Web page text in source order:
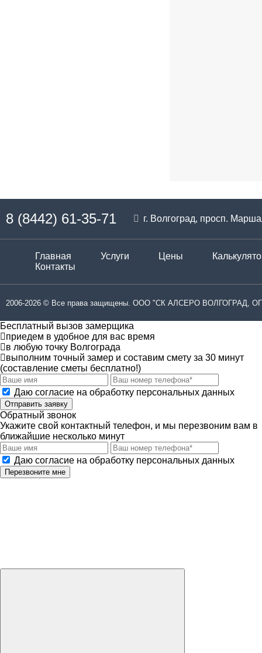
8 (8442) 61-35-71 г. Волгоград, просп.
Главная Услуги Цены
Контакты
2006-2026 © Все права защищены. ООО "СК АЛСЕРО ВОЛГОГРАД,
Бесплатный вызов замерщика
приедем в удобное для вас время
в любую точку Волгограда
выполним точный замер и составим смету за 30 минут
(составление сметы бесплатно!)
Даю согласие на обработку персональных данных
Отправить заявку
Обратный звонок
Укажите свой контактный телефон, и мы перезвоним вам в
ближайшие несколько минут
Даю согласие на обработку персональных данных
Перезвоните мне